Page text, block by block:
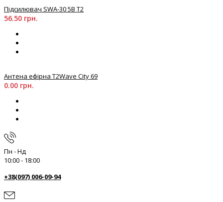
Підсилювач SWA-30 5В T2
56.50 грн.
Антена ефірна Т2Wave City 69
0.00 грн.
Пн - Нд
10:00 - 18:00
+38(097) 006-09-94